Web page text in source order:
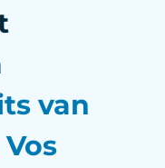
van